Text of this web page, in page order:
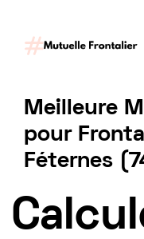
Meilleure
pour
Féternes
Tarif mutuelle